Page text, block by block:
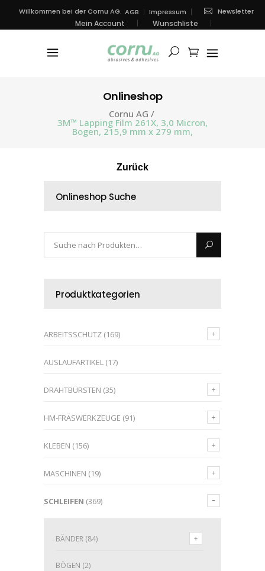
Willkommen bei der Cornu AG. AGB Impressum Newsletter
Mein Account Wunschliste
Onlineshop
Cornu AG /
3M™ Lapping Film 261X, 3,0 Micron,
Bogen, 215,9 mm x 279 mm,
Zurück
Onlineshop Suche
Produktkategorien
ARBEITSSCHUTZ (169)
AUSLAUFARTIKEL (17)
DRAHTBÜRSTEN (35)
HM-FRÄSWERKZEUGE (91)
KLEBEN (156)
MASCHINEN (19)
SCHLEIFEN (369)
BÄNDER (84)
BÖGEN (2)